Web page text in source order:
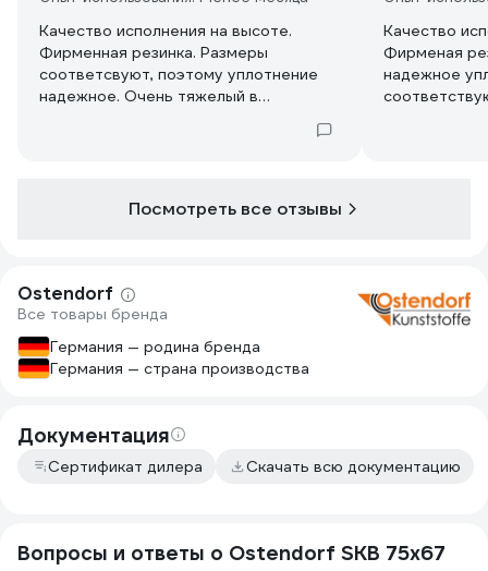
Качество исполнения на высоте.
Фирменная резинка. Размеры
соответсвуют, поэтому уплотнение
надежное. Очень тяжелый в
Качество
Фирменая
надежное
Посмотреть все отзывы
Ostendorf
Все товары бренда
Германия — родина бренда
Германия — страна производства
Документация
Сертификат дилера Скачать всю документацию
Вопросы и ответы о Ostendorf SKВ 75x67